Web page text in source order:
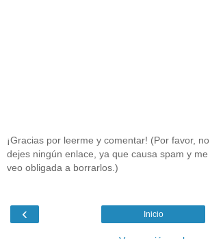
¡Gracias por leerme y comentar! (Por favor, no
dejes ningún enlace, ya que causa spam y me
veo obligada a borrarlos.)
‹ Inicio